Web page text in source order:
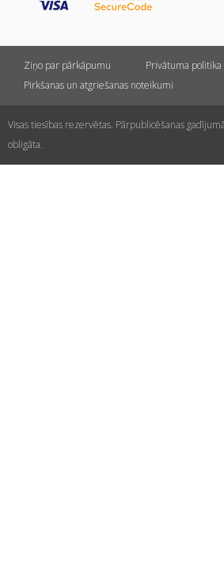
Ziņo par pārkāpumu
Privātuma politika
Pirkšanas un atgriešanas noteikumi
Visas tiesības rezervētas. Pārpublicēšanas
obligāta.